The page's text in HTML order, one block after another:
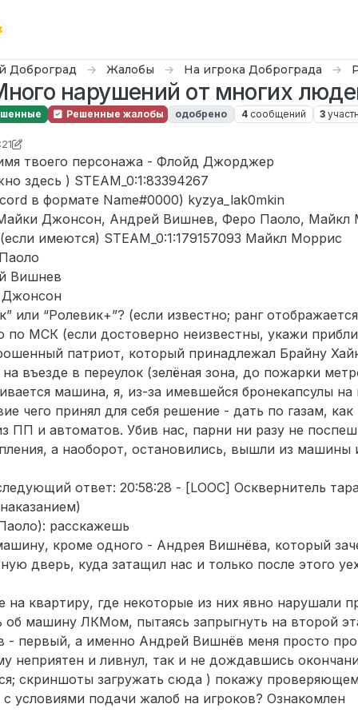
Доброград Жалобы На игрока Доброграда
нарушений от многих
Решенные жалобы одобрено 4 сообщений 3
Bar0n
твоего персонажа - Флойд Джорджер
здесь ) STEAM_0:1:83394267
в формате Name#0000) kyzya_lak0mkin
Джонсон, Андрей Вишнев, Феро Паоло, Майкл
имеются) STEAM_0:1:179157093 Майкл Моррис
Вишнев
Джонсон
или “Ролевик+”? (если известно; ранг
МСК (если достоверно неизвестны, укажи
патриот, который принадлежал Брайну
въезде в переулок (зелёная зона, до пожарки
машина, я, из-за имевшейся бронекапсулы на
чего принял для себя решение - дать по газам,
ПП и автоматов. Убив нас, парни ни разу не
а наоборот, остановились, вышли из машины
ответ: 20:58:28 - [LOOC] Осквернитель
расскажешь
кроме одного - Андрея Вишнёва, который
дверь, куда затащил нас и только после этого
на квартиру, где некоторые из них явно нарушали
об машину ЛКМом, пытаясь запрыгнуть на второй
- первый, а именно Андрей Вишнёв меня просто
неприятен и ливнул, так и не дождавшись
скриншоты загружать сюда ) покажу
условиями подачи жалоб на игроков? Ознакомлен